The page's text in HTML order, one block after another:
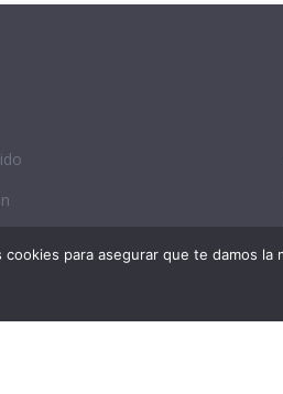
cookies para asegurar que te damos